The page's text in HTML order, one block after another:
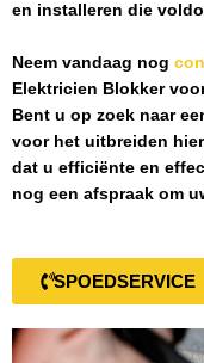
en installeren die
Neem vandaag nog
Elektricien Blokker
Bent u op zoek naar
voor het uitbreiden
dat u efficiënte en
nog een afspraak om
SPOEDSERVICE